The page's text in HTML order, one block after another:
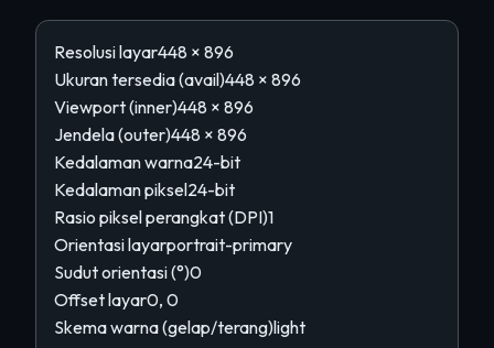
Resolusi layar448 × 896
Ukuran tersedia (avail)448 × 896
Viewport (inner)448 × 896
Jendela (outer)448 × 896
Kedalaman warna24-bit
Kedalaman piksel24-bit
Rasio piksel perangkat (DPI)1
Orientasi layarportrait-primary
Sudut orientasi (°)0
Offset layar0, 0
Skema warna (gelap/terang)light